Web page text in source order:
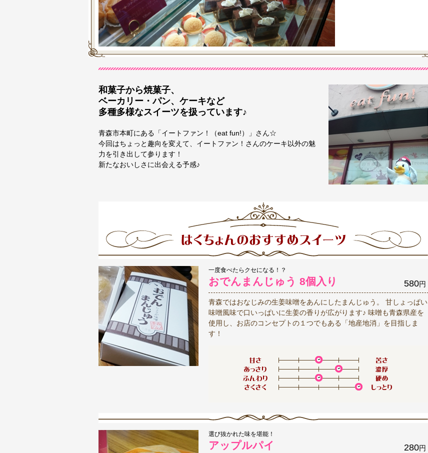
和菓子から焼菓子、
ベーカリー・パン、ケーキなど
多種多様なスイーツを扱っています♪
青森市本町にある「イートファン！（eat fun!）」さん☆
今回はちょっと趣向を変えて、イートファン！さんのケーキ以外の魅
力を引き出して参ります！
新たなおいしさに出会える予感♪
一度食べたらクセになる！？
おでんまんじゅう 8個入り 580円
青森ではおなじみの生姜味噌をあんにしたまんじゅう。 甘しょっぱい
味噌風味で口いっぱいに生姜の香りが広がります♪ 味噌も青森県産を
使用し、お店のコンセプトの１つでもある「地産地消」を目指しま
す！
選び抜かれた味を堪能！
アップルパイ 280円